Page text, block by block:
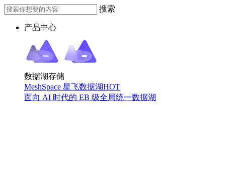
搜索
产品中心
数据湖存储
MeshSpace 星飞数据湖HOT
面向 AI 时代的 EB 级全局统一数据湖